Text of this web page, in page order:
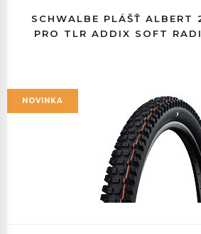
SCHWALBE PLÁŠŤ
PRO TLR ADDIX SOFT
NOVINKA